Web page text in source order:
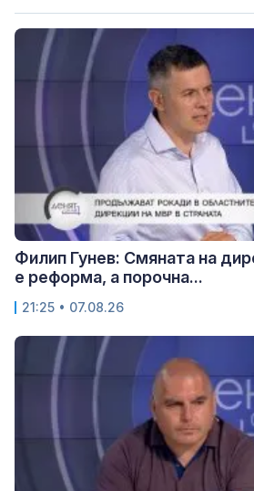
Филип Гунев: Смяната на
е реформа, а порочна...
21:25 • 07.08.26